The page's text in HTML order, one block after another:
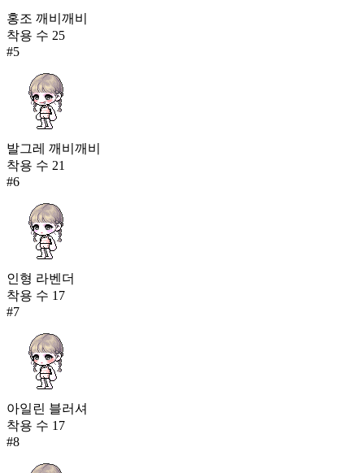
홍조 깨비깨비
착용 수 25
#5
발그레 깨비깨비
착용 수 21
#6
인형 라벤더
착용 수 17
#7
아일린 블러셔
착용 수 17
#8